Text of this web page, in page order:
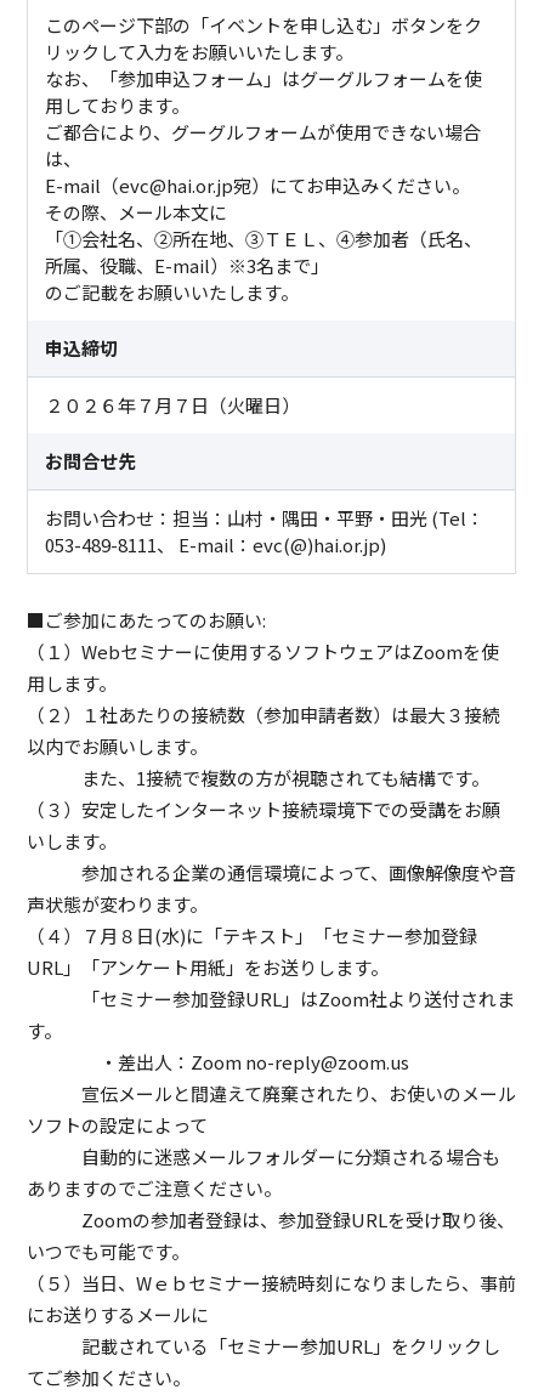
このページ下部の「イベントを申し込む」ボタンをク
リックして入力をお願いいたします。
なお、「参加申込フォーム」はグーグルフォームを使
用しております。
ご都合により、グーグルフォームが使用できない場合
は、
E-mail（evc@hai.or.jp宛）にてお申込みください。
その際、メール本文に
「①会社名、②所在地、③ＴＥＬ、④参加者（氏名、
所属、役職、E-mail）※3名まで」
のご記載をお願いいたします。
申込締切
２０２６年７月７日（火曜日）
お問合せ先
お問い合わせ：担当：山村・隅田・平野・田光 (Tel：
053-489-8111、 E-mail：evc(@)hai.or.jp)
■ご参加にあたってのお願い:
（１）Webセミナーに使用するソフトウェアはZoomを使
用します。
（２）１社あたりの接続数（参加申請者数）は最大３接続
以内でお願いします。
また、1接続で複数の方が視聴されても結構です。
（３）安定したインターネット接続環境下での受講をお願
いします。
参加される企業の通信環境によって、画像解像度や音
声状態が変わります。
（４）７月８日(水)に「テキスト」「セミナー参加登録
URL」「アンケート用紙」をお送りします。
「セミナー参加登録URL」はZoom社より送付されま
す。
・差出人：Zoom no-reply@zoom.us
宣伝メールと間違えて廃棄されたり、お使いのメール
ソフトの設定によって
自動的に迷惑メールフォルダーに分類される場合も
ありますのでご注意ください。
Zoomの参加者登録は、参加登録URLを受け取り後、
いつでも可能です。
（５）当日、Wｅｂセミナー接続時刻になりましたら、事前
にお送りするメールに
記載されている「セミナー参加URL」をクリックし
てご参加ください。